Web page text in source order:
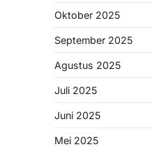
Oktober 2025
September 2025
Agustus 2025
Juli 2025
Juni 2025
Mei 2025